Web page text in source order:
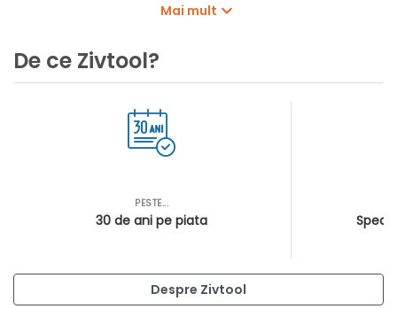
Mai mult
De ce Zivtool?
PESTE...
30 de ani pe piata
Despre Zivtool